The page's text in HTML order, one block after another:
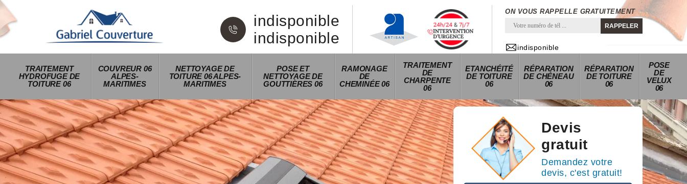
indisponible
indisponible
ON VOUS RAPPELLE GRATUITEMENT
indisponible
TRAITEMENT
HYDROFUGE DE
TOITURE 06
COUVREUR 06
ALPES-
MARITIMES
NETTOYAGE DE
TOITURE 06 ALPES-
MARITIMES
POSE ET
NETTOYAGE DE
GOUTTIÈRES 06
RAMONAGE
DE
CHEMINÉE 06
TRAITEMENT
DE
CHARPENTE
06
ETANCHÉITÉ
DE TOITURE
06
RÉPARATION
DE CHÉNEAU
06
RÉPARATION
DE TOITURE
06
POSE
DE
VELUX
06
Devis
gratuit
Demandez votre
devis, c'est gratuit!